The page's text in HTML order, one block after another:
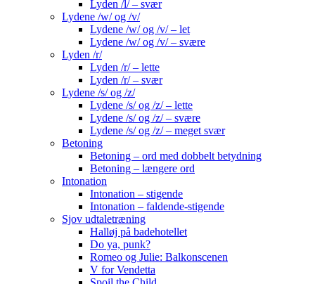
Lyden /l/ – svær
Lydene /w/ og /v/
Lydene /w/ og /v/ – let
Lydene /w/ og /v/ – svære
Lyden /r/
Lyden /r/ – lette
Lyden /r/ – svær
Lydene /s/ og /z/
Lydene /s/ og /z/ – lette
Lydene /s/ og /z/ – svære
Lydene /s/ og /z/ – meget svær
Betoning
Betoning – ord med dobbelt betydning
Betoning – længere ord
Intonation
Intonation – stigende
Intonation – faldende-stigende
Sjov udtaletræning
Halløj på badehotellet
Do ya, punk?
Romeo og Julie: Balkonscenen
V for Vendetta